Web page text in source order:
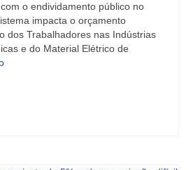
o endividamento público no
impacta o orçamento
dos Trabalhadores nas Indústrias
e do Material Elétrico de